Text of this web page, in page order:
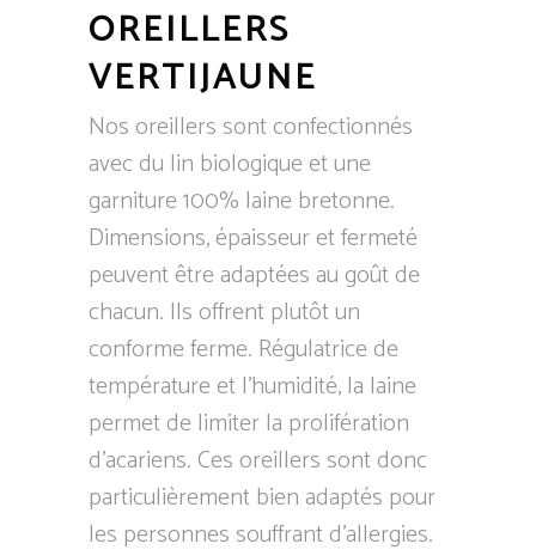
OREILLERS
VERTIJAUNE
Nos oreillers sont confectionnés
avec du lin biologique et une
garniture 100% laine bretonne.
Dimensions, épaisseur et fermeté
peuvent être adaptées au goût de
chacun. Ils offrent plutôt un
conforme ferme. Régulatrice de
température et l’humidité, la laine
permet de limiter la prolifération
d’acariens. Ces oreillers sont donc
particulièrement bien adaptés pour
les personnes souffrant d’allergies.